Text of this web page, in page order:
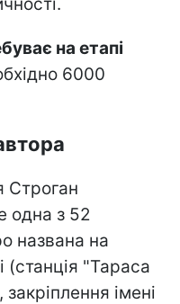
на етапі
6000
Строган
одна з 52
названа на
(станція "Тараса
імені